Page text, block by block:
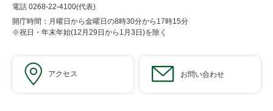
電話 0268-22-4100(代表)
開庁時間：月曜日から金曜日の8時30分から17時15分
※祝日・年末年始(12月29日から1月3日)を除く
アクセス お問い合わせ